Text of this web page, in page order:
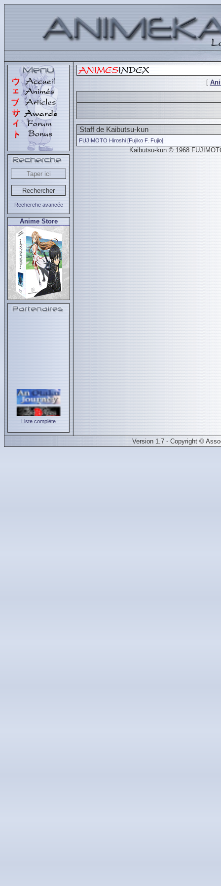
Recherche avancée
Anime Store
Liste complète
[
Staff de Kaibutsu-kun
FUJIMOTO Hiroshi [Fujiko F. Fujio]
Kaibutsu-kun © 1968
Version 1.7 - Copyright ©